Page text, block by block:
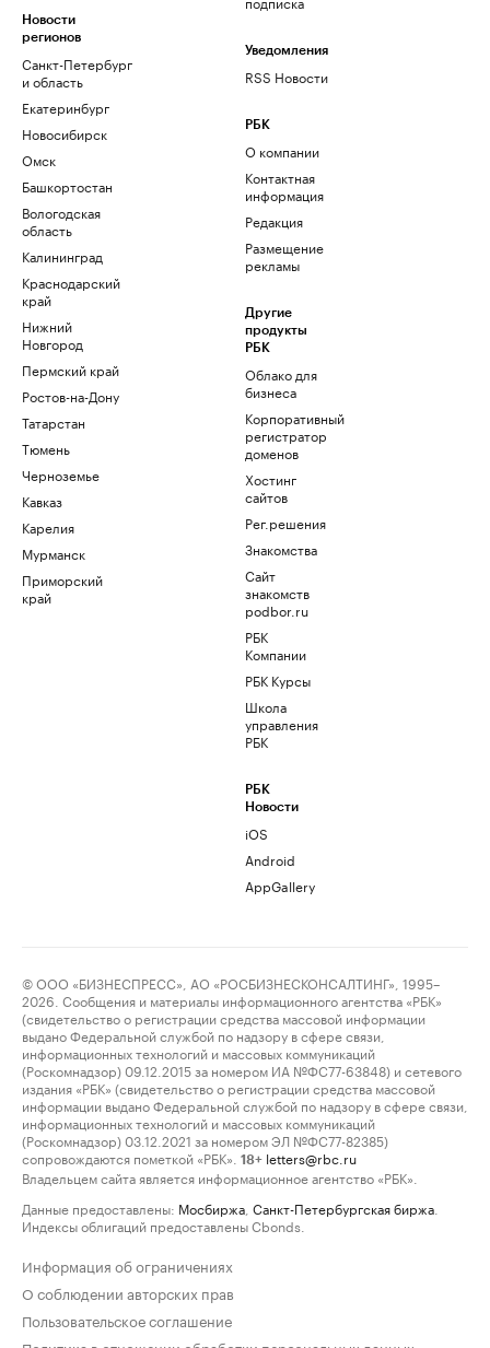
Новости
регионов
Санкт-Петербург
и область
Екатеринбург
Новосибирск
Омск
Башкортостан
Вологодская
область
Калининград
Краснодарский
край
Нижний
Новгород
Пермский край
Ростов-на-Дону
Татарстан
Тюмень
Черноземье
Кавказ
Карелия
Мурманск
Приморский
край
Уведомления
RSS Новости
РБК
О компании
Контактная
информация
Редакция
Размещение
рекламы
Другие
продукты
РБК
Облако для
бизнеса
Корпоративный
регистратор
доменов
Хостинг
сайтов
Рег.решения
Знакомства
Сайт
знакомств
podbor.ru
РБК
Компании
РБК Курсы
Школа
управления
РБК
РБК
Новости
iOS
Android
AppGallery
© ООО «БИЗНЕСПРЕСС», АО «РОСБИЗНЕСКОНСАЛТИНГ», 1995–
2026. Сообщения и материалы информационного агентства «РБК»
(свидетельство о регистрации средства массовой информации
выдано Федеральной службой по надзору в сфере связи,
информационных технологий и массовых коммуникаций
(Роскомнадзор) 09.12.2015 за номером ИА №ФС77-63848) и сетевого
издания «РБК» (свидетельство о регистрации средства массовой
информации выдано Федеральной службой по надзору в сфере связи,
информационных технологий и массовых коммуникаций
(Роскомнадзор) 03.12.2021 за номером ЭЛ №ФС77-82385)
сопровождаются пометкой «РБК».
18+ letters@rbc.ru
Владельцем сайта является информационное агентство «РБК».
Данные предоставлены: Мосбиржа Санкт-Петербургская биржа
Индексы облигаций предоставлены Cbonds.
Информация об ограничениях
О соблюдении авторских прав
Пользовательское соглашение